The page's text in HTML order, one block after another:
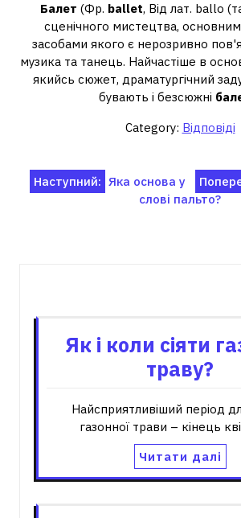
Балет (Фр. ballet, Від лат. ballo
сценічного мистецтва,
засобами якого є нерозривно
музика та танець. Найчастіше в
якийсь сюжет, драматургічний
бувають і безсюжні
Category: Відповіді
Навігація
Наступний: Яка основа у
слові пальто?
Як і коли сіяти
траву?
Найсприятливіший період
газонної трави – кінець
Читати далі